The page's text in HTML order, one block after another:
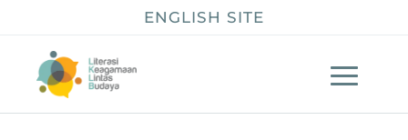
ENGLISH SITE